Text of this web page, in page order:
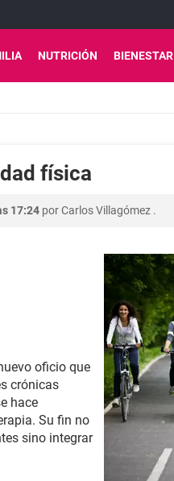
NUTRICIÓN BIENESTAR
física
17:24 porCarlos Villagómez .
oficio que
crónicas
hace
Su fin no
sino integrar